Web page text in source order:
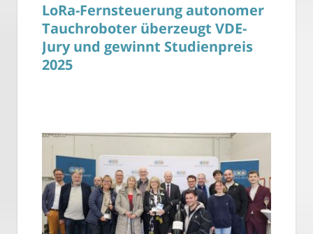
LoRa-Fernsteuerung autonomer
Tauchroboter überzeugt VDE-
Jury und gewinnt Studienpreis
2025